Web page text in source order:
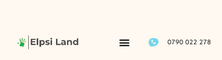
0790 022 278